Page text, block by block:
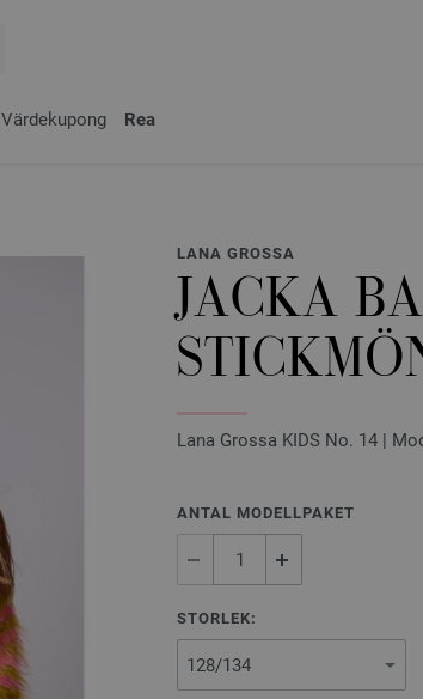
Värdekupong Rea
LANA GROSSA
JACKA
Lana Grossa KIDS No. 14 |
ANTAL MODELLPAKET
STORLEK: